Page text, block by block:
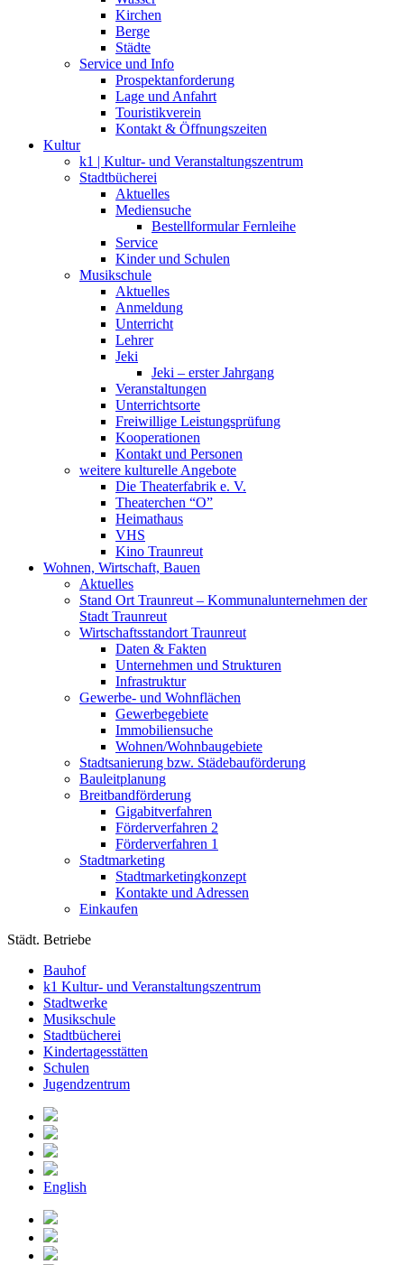
Kirchen
Berge
Städte
Service und Info
Prospektanforderung
Lage und Anfahrt
Touristikverein
Kontakt & Öffnungszeiten
Kultur
k1 | Kultur- und Veranstaltungszentrum
Stadtbücherei
Aktuelles
Mediensuche
Bestellformular Fernleihe
Service
Kinder und Schulen
Musikschule
Aktuelles
Anmeldung
Unterricht
Lehrer
Jeki
Jeki – erster Jahrgang
Veranstaltungen
Unterrichtsorte
Freiwillige Leistungsprüfung
Kooperationen
Kontakt und Personen
weitere kulturelle Angebote
Die Theaterfabrik e. V.
Theaterchen “O”
Heimathaus
VHS
Kino Traunreut
Wohnen, Wirtschaft, Bauen
Aktuelles
Stand Ort Traunreut – Kommunalunternehmen der
Stadt Traunreut
Wirtschaftsstandort Traunreut
Daten & Fakten
Unternehmen und Strukturen
Infrastruktur
Gewerbe- und Wohnflächen
Gewerbegebiete
Immobiliensuche
Wohnen/Wohnbaugebiete
Stadtsanierung bzw. Städebauförderung
Bauleitplanung
Breitbandförderung
Gigabitverfahren
Förderverfahren 2
Förderverfahren 1
Stadtmarketing
Stadtmarketingkonzept
Kontakte und Adressen
Einkaufen
Städt. Betriebe
Bauhof
k1 Kultur- und Veranstaltungszentrum
Stadtwerke
Musikschule
Stadtbücherei
Kindertagesstätten
Schulen
Jugendzentrum
English